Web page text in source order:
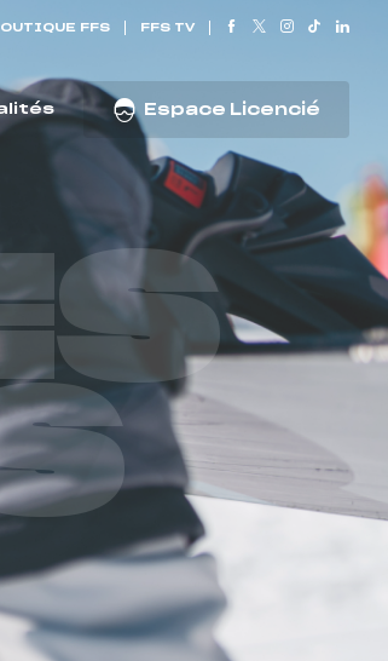
FFS FFS TV
Espace Licencié